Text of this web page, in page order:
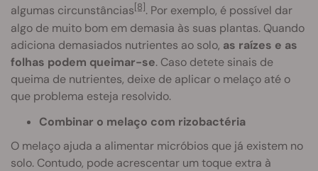
algumas circunstâncias[8]. Por exemplo, é possível dar
algo de muito bom em demasia às suas plantas. Quando
adiciona demasiados nutrientes ao solo, as raízes e as
folhas podem queimar-se. Caso detete sinais de
queima de nutrientes, deixe de aplicar o melaço até o
que problema esteja resolvido.
Combinar o melaço com rizobactéria
O melaço ajuda a alimentar micróbios que já existem no
solo. Contudo, pode acrescentar um toque extra à